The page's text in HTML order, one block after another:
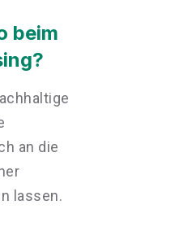
beim
an die
lassen.